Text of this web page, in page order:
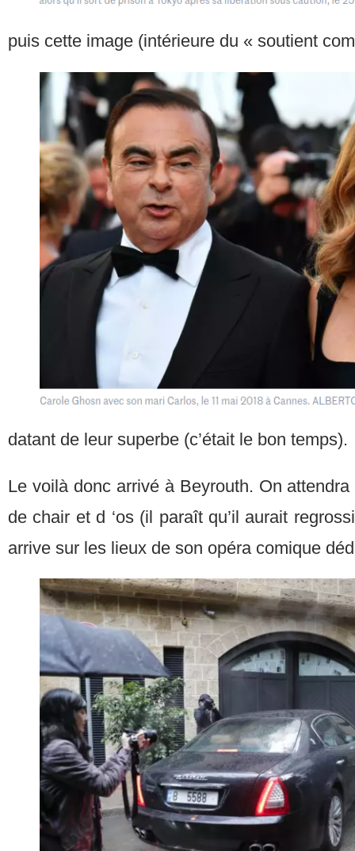
puis cette image (intérieure du « soutient
datant de leur superbe (c’était le bon temps).
Le voilà donc arrivé à Beyrouth. On
de chair et d ‘os (il paraît qu’il aurait
arrive sur les lieux de son opéra comique